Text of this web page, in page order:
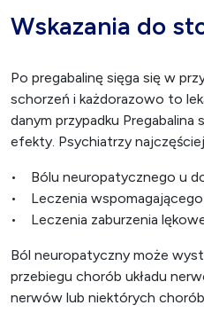
Wskazania do
Po pregabalinę sięga się w
schorzeń i każdorazowo to
danym przypadku Pregabalina
efekty. Psychiatrzy
• Bólu neuropatycznego u
• Leczenia wspomagającego
• Leczenia zaburzenia
Ból neuropatyczny może
przebiegu chorób układu
nerwów lub niektórych